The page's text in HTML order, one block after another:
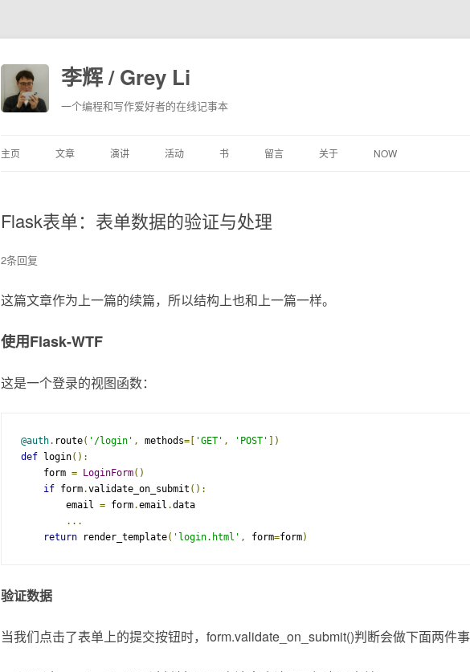
李辉 / Grey Li
一个编程和写作爱好者的在线记事本
主页 文章 演讲 活动 书 留言 关于 NOW
Flask表单：表单数据的验证与处理
2条回复
这篇文章作为上一篇的续篇，所以结构上也和上一篇一样。
使用Flask-WTF
这是一个登录的视图函数：
@auth. route( '/login' , methods=[ 'GET' , 'POST'
])
def login():
    form
= LoginForm()
if form.validate_on_submit ():
        email
= form.email .data
...
return render_template( 'login.html' , form=form)
验证数据
当我们点击了表单上的提交按钮时，form.validate_on_submit()判断会做下面两件事